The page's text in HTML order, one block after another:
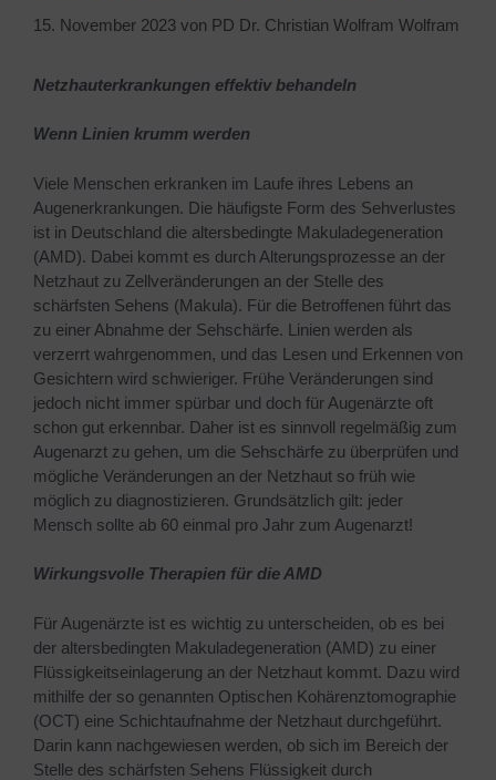
15. November 2023 von PD Dr. Christian Wolfram Wolfram
Netzhauterkrankungen effektiv behandeln
Wenn Linien krumm werden
Viele Menschen erkranken im Laufe ihres Lebens an
Augenerkrankungen. Die häufigste Form des Sehverlustes
ist in Deutschland die altersbedingte Makuladegeneration
(AMD). Dabei kommt es durch Alterungsprozesse an der
Netzhaut zu Zellveränderungen an der Stelle des
schärfsten Sehens (Makula). Für die Betroffenen führt das
zu einer Abnahme der Sehschärfe. Linien werden als
verzerrt wahrgenommen, und das Lesen und Erkennen von
Gesichtern wird schwieriger. Frühe Veränderungen sind
jedoch nicht immer spürbar und doch für Augenärzte oft
schon gut erkennbar. Daher ist es sinnvoll regelmäßig zum
Augenarzt zu gehen, um die Sehschärfe zu überprüfen und
mögliche Veränderungen an der Netzhaut so früh wie
möglich zu diagnostizieren. Grundsätzlich gilt: jeder
Mensch sollte ab 60 einmal pro Jahr zum Augenarzt!
Wirkungsvolle Therapien für die AMD
Für Augenärzte ist es wichtig zu unterscheiden, ob es bei
der altersbedingten Makuladegeneration (AMD) zu einer
Flüssigkeitseinlagerung an der Netzhaut kommt. Dazu wird
mithilfe der so genannten Optischen Kohärenztomographie
(OCT) eine Schichtaufnahme der Netzhaut durchgeführt.
Darin kann nachgewiesen werden, ob sich im Bereich der
Stelle des schärfsten Sehens Flüssigkeit durch